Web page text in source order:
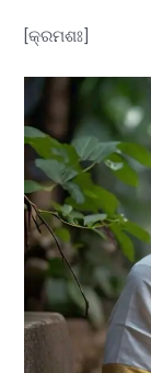
[କ୍ରମଶଃ]